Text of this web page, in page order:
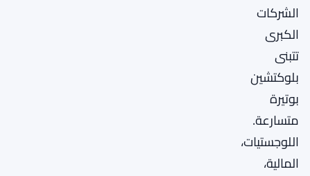
الشركات
الكبرى
تتبنى
بلوكتشين
بوتيرة
متسارعة.
اللوجستيات،
المالية،